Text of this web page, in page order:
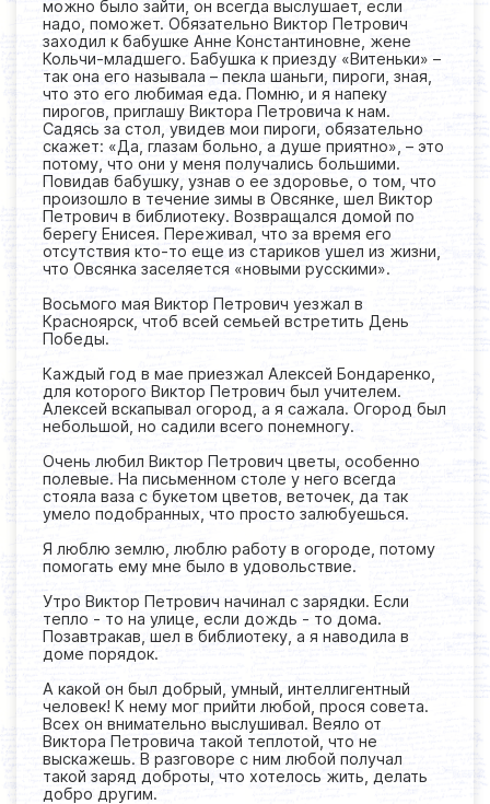
можно было зайти, он всегда выслушает, если
надо, поможет. Обязательно Виктор Петрович
заходил к бабушке Анне Константиновне, жене
Кольчи-младшего. Бабушка к приезду «Витеньки» –
так она его называла – пекла шаньги, пироги, зная,
что это его любимая еда. Помню, и я напеку
пирогов, приглашу Виктора Петровича к нам.
Садясь за стол, увидев мои пироги, обязательно
скажет: «Да, глазам больно, а душе приятно», – это
потому, что они у меня получались большими.
Повидав бабушку, узнав о ее здоровье, о том, что
произошло в течение зимы в Овсянке, шел Виктор
Петрович в библиотеку. Возвращался домой по
берегу Енисея. Переживал, что за время его
отсутствия кто-то еще из стариков ушел из жизни,
что Овсянка заселяется «новыми русскими».
Восьмого мая Виктор Петрович уезжал в
Красноярск, чтоб всей семьей встретить День
Победы.
Каждый год в мае приезжал Алексей Бондаренко,
для которого Виктор Петрович был учителем.
Алексей вскапывал огород, а я сажала. Огород был
небольшой, но садили всего понемногу.
Очень любил Виктор Петрович цветы, особенно
полевые. На письменном столе у него всегда
стояла ваза с букетом цветов, веточек, да так
умело подобранных, что просто залюбуешься.
Я люблю землю, люблю работу в огороде, потому
помогать ему мне было в удовольствие.
Утро Виктор Петрович начинал с зарядки. Если
тепло - то на улице, если дождь - то дома.
Позавтракав, шел в библиотеку, а я наводила в
доме порядок.
А какой он был добрый, умный, интеллигентный
человек! К нему мог прийти любой, прося совета.
Всех он внимательно выслушивал. Веяло от
Виктора Петровича такой теплотой, что не
выскажешь. В разговоре с ним любой получал
такой заряд доброты, что хотелось жить, делать
добро другим.